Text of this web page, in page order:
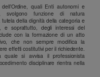
quali Enti autonomi e
svolgono funzione di natura
della dignità della categoria e
e soprattutto, degli interessi del
con la formazione di un atto
che non sempre modifica la
effetti costitutivi per il richiedente.
si avvisa il professionista
disciplinare rientra nella